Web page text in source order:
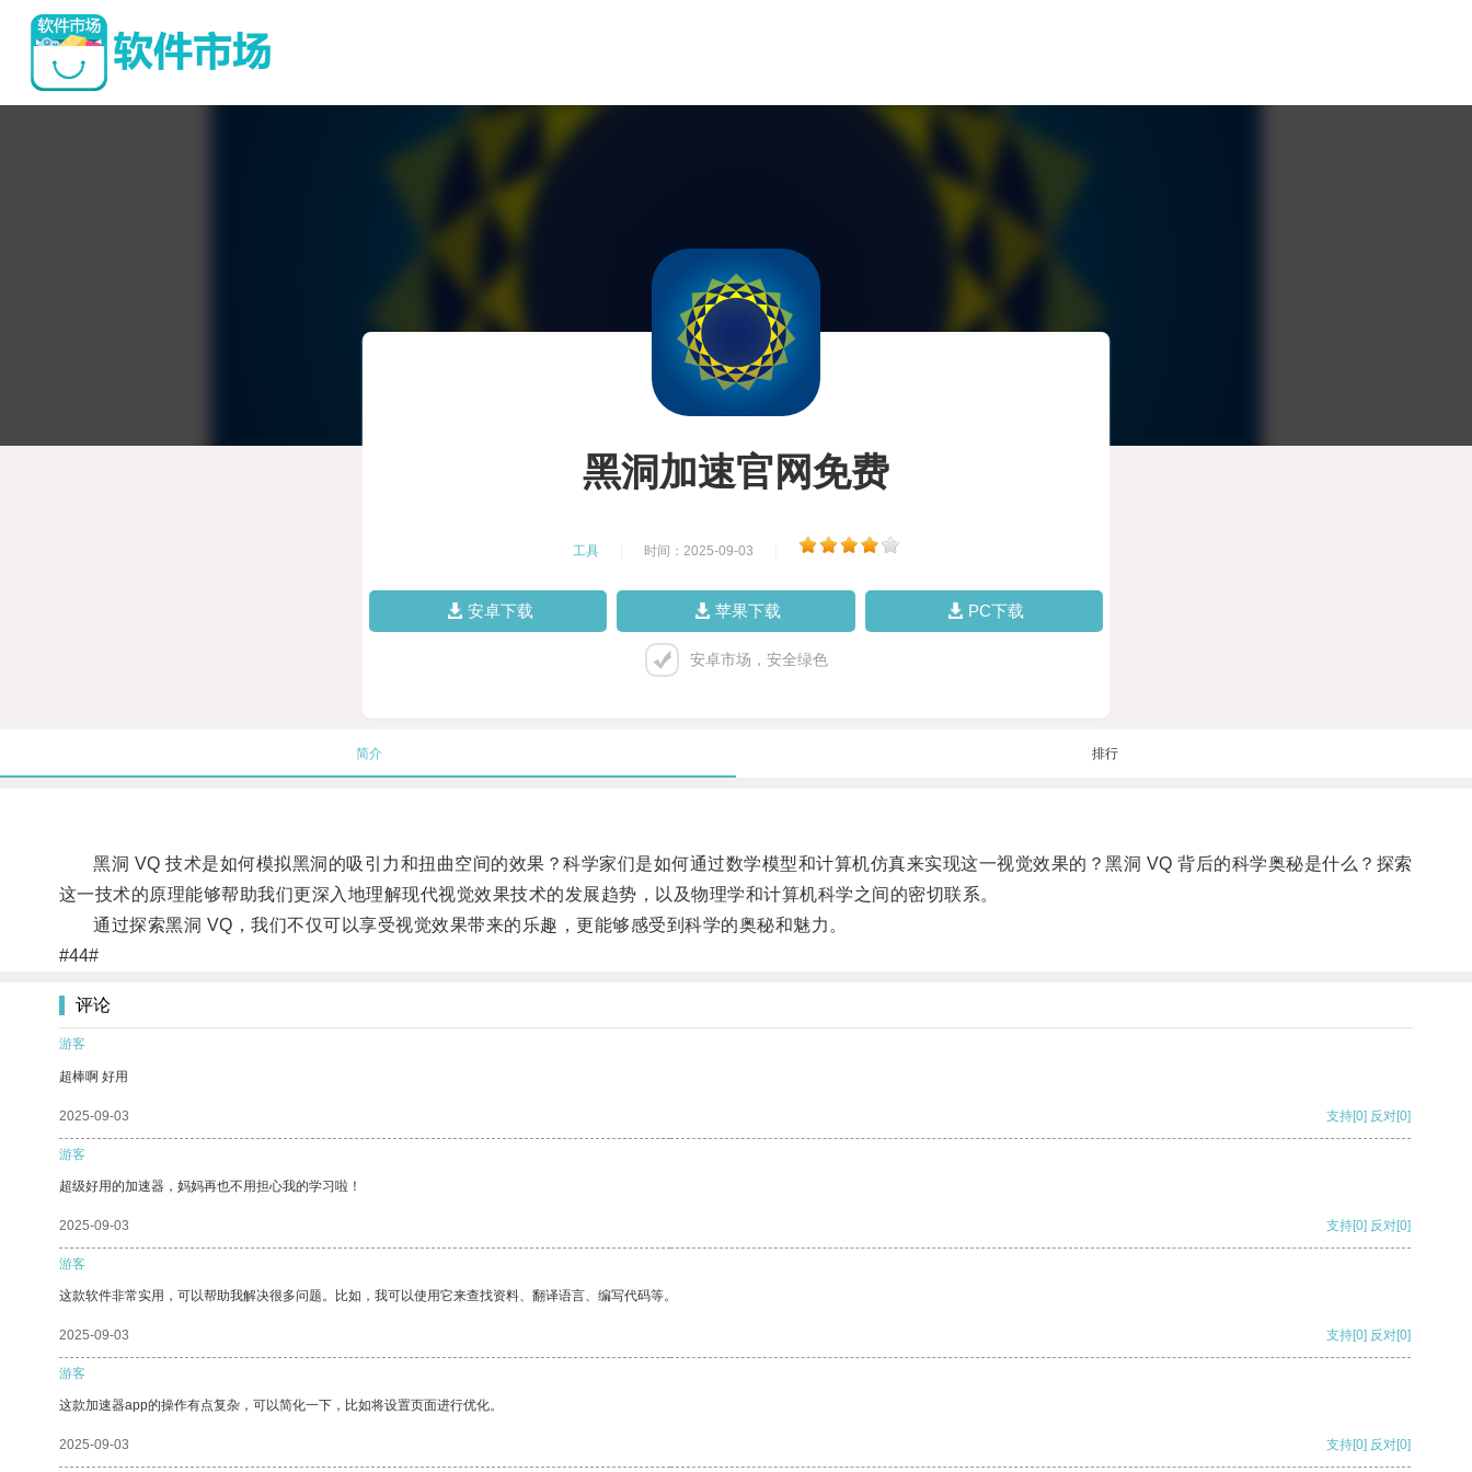
黑洞加速官网免费
工具 时间：2025-09-03
安卓下载 苹果下载 PC下载
安卓市场，安全绿色
简介 排行
黑洞 VQ 技术是如何模拟黑洞的吸引力和扭曲空间的效果？科学家们是如何通过数学模型和计算机仿真来实现这一视觉效果的？黑洞 VQ 背后的科学奥秘是什么？探索
这一技术的原理能够帮助我们更深入地理解现代视觉效果技术的发展趋势，以及物理学和计算机科学之间的密切联系。
通过探索黑洞 VQ，我们不仅可以享受视觉效果带来的乐趣，更能够感受到科学的奥秘和魅力。
#44#
评论
游客
超棒啊 好用
2025-09-03 支持[0] 反对[0]
游客
超级好用的加速器，妈妈再也不用担心我的学习啦！
2025-09-03 支持[0] 反对[0]
游客
这款软件非常实用，可以帮助我解决很多问题。比如，我可以使用它来查找资料、翻译语言、编写代码等。
2025-09-03 支持[0] 反对[0]
游客
这款加速器app的操作有点复杂，可以简化一下，比如将设置页面进行优化。
2025-09-03 支持[0] 反对[0]